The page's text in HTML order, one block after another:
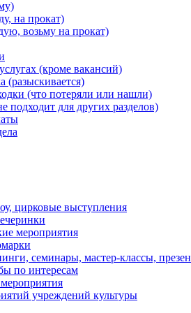
на прокат)
возьму на прокат)
(кроме вакансий)
(разыскивается)
(что потеряли или нашли)
подходит для других разделов)
цирковые выступления
мероприятия
семинары, мастер-классы,
по интересам
учреждений культуры